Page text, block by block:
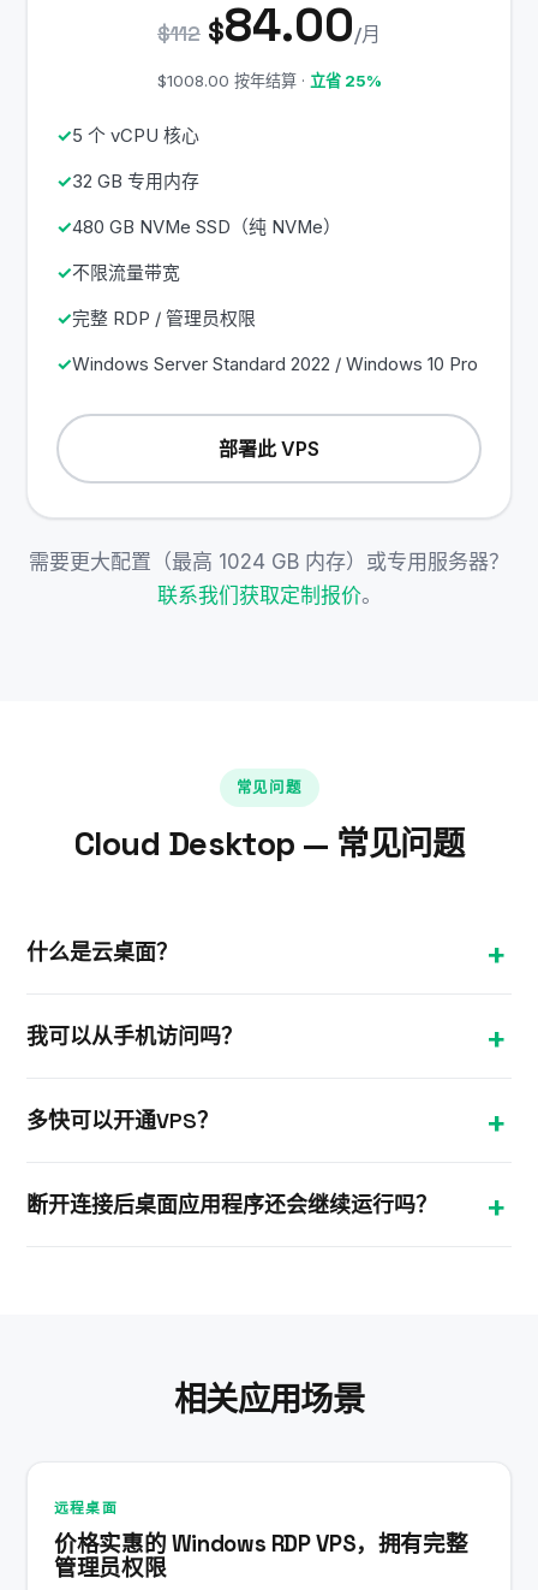
$112 $84.00/月
$1008.00 按年结算 · 立省 25%
5 个 vCPU 核心
32 GB 专用内存
480 GB NVMe SSD（纯 NVMe）
不限流量带宽
完整 RDP / 管理员权限
Windows Server Standard 2022 / Windows 10 Pro
部署此 VPS
需要更大配置（最高 1024 GB 内存）或专用服务器？
联系我们获取定制报价。
常见问题
Cloud Desktop — 常见问题
什么是云桌面？
境，您可以从任意设备远程访问。您的应用程序和文
我可以从手机访问吗？
Desktop应用，即可从手机或平板访问您的云桌面，
多快可以开通VPS？
置。您将通过邮件收到IP地址和RDP登录凭据，可立即
断开连接后桌面应用程序还会继续运行吗？
相关应用场景
远程桌面
价格实惠的 Windows RDP VPS，拥有完整
管理员权限